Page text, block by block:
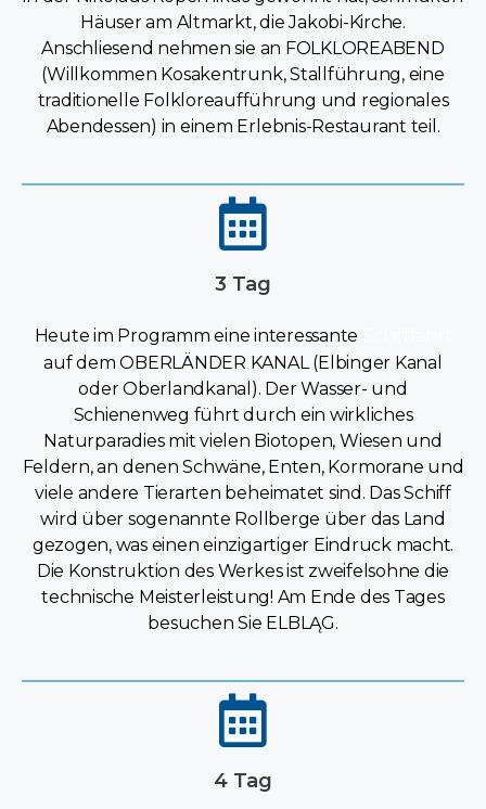
Häuser am Altmarkt, die Jakobi-Kirche.
Anschliesend nehmen sie an FOLKLOREABEND
(Willkommen Kosakentrunk, Stallführung, eine
traditionelle Folkloreaufführung und regionales
Abendessen) in einem Erlebnis-Restaurant teil.
3 Tag
Heute im Programm eine interessante
auf dem OBERLÄNDER KANAL (Elbinger Kanal
oder Oberlandkanal). Der Wasser- und
Schienenweg führt durch ein wirkliches
Naturparadies mit vielen Biotopen, Wiesen und
Feldern, an denen Schwäne, Enten, Kormorane und
viele andere Tierarten beheimatet sind. Das Schiff
wird über sogenannte Rollberge über das Land
gezogen, was einen einzigartiger Eindruck macht.
Die Konstruktion des Werkes ist zweifelsohne die
technische Meisterleistung! Am Ende des Tages
besuchen Sie ELBLĄG.
4 Tag